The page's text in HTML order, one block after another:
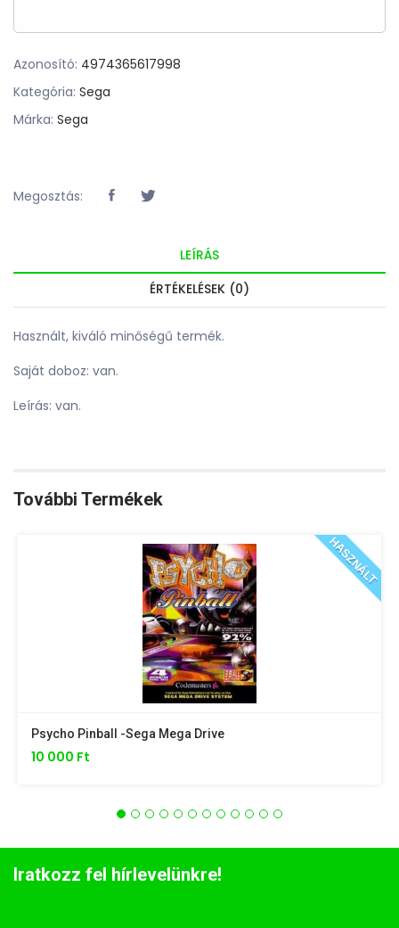
Azonosító: 4974365617998
Kategória: Sega
Márka: Sega
Megosztás:
LEÍRÁS
ÉRTÉKELÉSEK (0)
Használt, kiváló minőségű termék.
Saját doboz: van.
Leírás: van.
További Termékek
HASZNÁLT
Psycho Pinball -Sega Mega Drive
10 000 Ft
Iratkozz fel hírlevelünkre!